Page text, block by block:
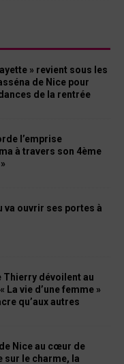
» revient sous les
de Nice pour
de la rentrée
l’emprise
à travers son 4ème
va ouvrir ses portes à
Thierry dévoilent au
La vie d’une femme »
qu’aux autres
Nice au cœur de
sur le charme, la